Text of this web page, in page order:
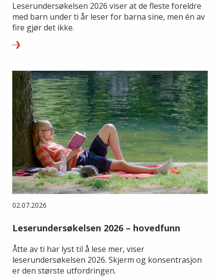
Leserundersøkelsen 2026 viser at de fleste foreldre
med barn under ti år leser for barna sine, men én av
fire gjør det ikke.
02.07.2026
Leserundersøkelsen 2026 – hovedfunn
Åtte av ti har lyst til å lese mer, viser
leserundersøkelsen 2026. Skjerm og konsentrasjon
er den største utfordringen.